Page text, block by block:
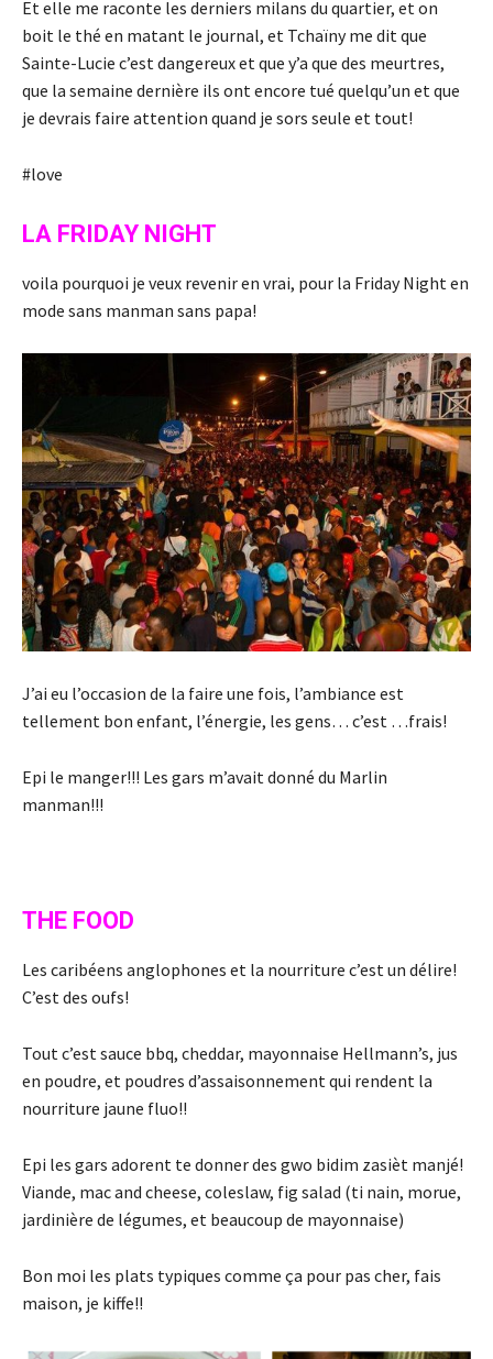
Et elle me raconte les derniers milans du quartier, et on
boit le thé en matant le journal, et Tchaïny me dit que
Sainte-Lucie c’est dangereux et que y’a que des meurtres,
que la semaine dernière ils ont encore tué quelqu’un et que
je devrais faire attention quand je sors seule et tout!
#love
LA FRIDAY NIGHT
voila pourquoi je veux revenir en vrai, pour la Friday Night en
mode sans manman sans papa!
J’ai eu l’occasion de la faire une fois, l’ambiance est
tellement bon enfant, l’énergie, les gens… c’est …frais!
Epi le manger!!! Les gars m’avait donné du Marlin
manman!!!
THE FOOD
Les caribéens anglophones et la nourriture c’est un délire!
C’est des oufs!
Tout c’est sauce bbq, cheddar, mayonnaise Hellmann’s, jus
en poudre, et poudres d’assaisonnement qui rendent la
nourriture jaune fluo!!
Epi les gars adorent te donner des gwo bidim zasièt manjé!
Viande, mac and cheese, coleslaw, fig salad (ti nain, morue,
jardinière de légumes, et beaucoup de mayonnaise)
Bon moi les plats typiques comme ça pour pas cher, fais
maison, je kiffe!!